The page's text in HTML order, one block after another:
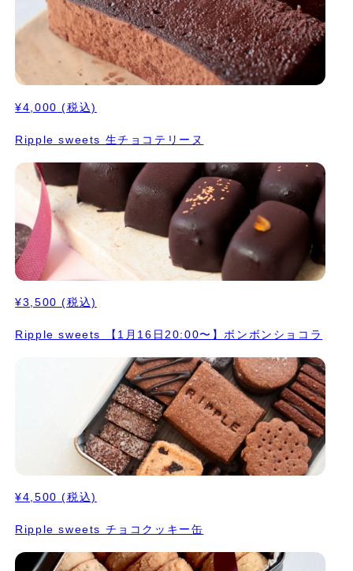
¥4,000 (税込)
Ripple sweets 生チョコテリーヌ
¥3,500 (税込)
Ripple sweets 【1月16日20:00〜】ボンボンショコラ
¥4,500 (税込)
Ripple sweets チョコクッキー缶